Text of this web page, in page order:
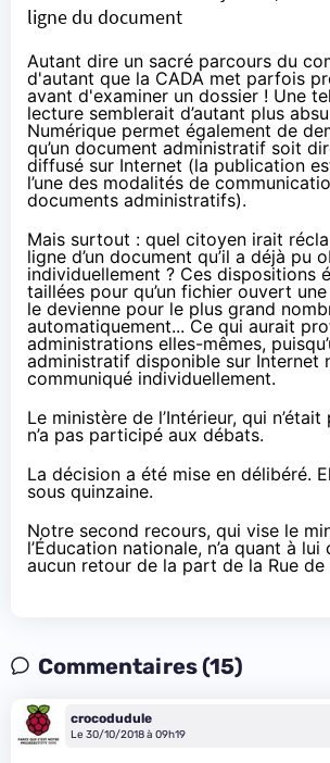
ligne du document
Autant dire un sacré parcours du
d'autant que la CADA met parfois
avant d'examiner un dossier ! Une
lecture semblerait d’autant plus
Numérique permet également de
qu’un document administratif soit
diffusé sur Internet (la publication
l’une des modalités de
documents administratifs).
Mais surtout : quel citoyen irait
ligne d’un document qu’il a déjà pu
individuellement ? Ces dispositions
taillées pour qu’un fichier ouvert
le devienne pour le plus grand
automatiquement... Ce qui aurait
administrations elles-mêmes,
administratif disponible sur Internet
communiqué individuellement.
Le ministère de l’Intérieur, qui
n’a pas participé aux débats.
La décision a été mise en délibéré.
sous quinzaine.
Notre second recours, qui vise le
l’Éducation nationale, n’a quant à lui
aucun retour de la part de la Rue de
Commentaires (15)
crocodudule
Le 30/10/2018 à 09h19